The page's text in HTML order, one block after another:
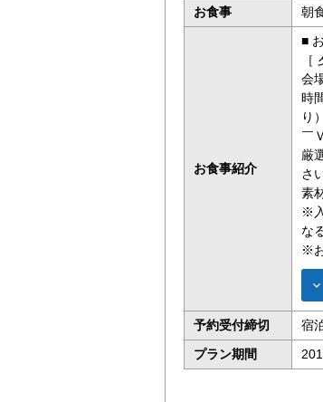
お食事
朝
お食事紹介
■
［
会
時
り
￣
厳
さ
素
※
な
※
予約受付締切
宿
プラン期間